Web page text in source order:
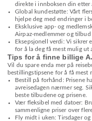
direkte i innboksen din etter
Global kundestøtte: Vårt
hjelpe deg med endringer i
Eksklusive app- og
Airpaz-medlemmer og tilbud
Eksepsjonell verdi: Vi sikrer
for å la deg få mest mulig ut
Tips for å finne billige
Vil du spare enda mer på
bestillingstipsene for å få mest
Bestill på forhånd: Prisene
avreisedagen nærmer seg.
beste tilbudene og prisene.
Vær fleksibel med datoer:
sammenligne priser over
Fly midt i uken: Tirsdager